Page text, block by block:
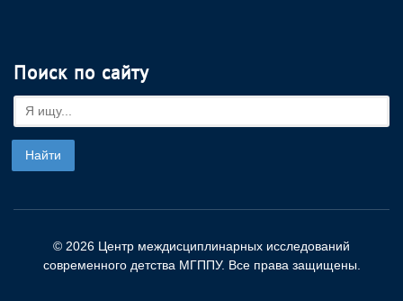
Поиск по сайту
© 2026 Центр междисциплинарных исследований
современного детства МГППУ. Все права защищены.